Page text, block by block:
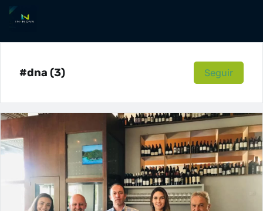
#dna (3) Seguir